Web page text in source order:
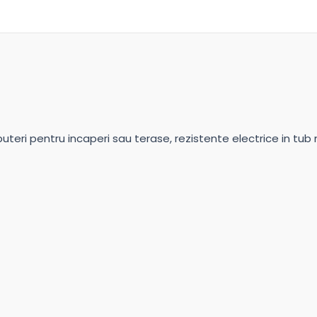
pentru incaperi sau terase, rezistente electrice in